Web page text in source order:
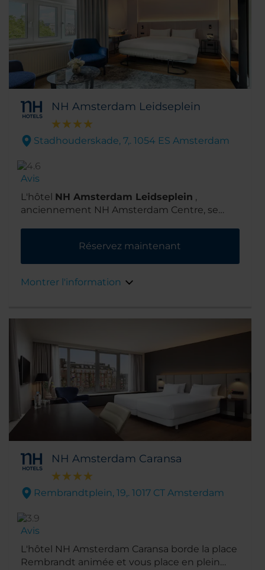
marche.
NH Amsterdam Leidseplein
Stadhouderskade, 7,. 1054 ES Amsterdam
Avis
L'hôtel NH Amsterdam Leidseplein ,
anciennement NH Amsterdam Centre, se
emplacement dans le superbe quartier des
musées est à quelques minutes de marche
également des boutiques, des cafés et des
Réservez maintenant
Montrer l'information
NH Amsterdam Caransa
Rembrandtplein, 19,. 1017 CT Amsterdam
Avis
L'hôtel NH Amsterdam Caransa borde la place
Rembrandt animée et vous place en plein